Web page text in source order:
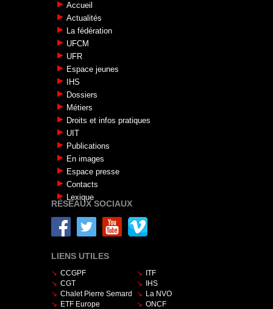
Accueil
Actualités
La fédération
UFCM
UFR
Espace jeunes
IHS
Dossiers
Métiers
Droits et infos pratiques
UIT
Publications
En images
Espace presse
Contacts
Lexique
RÉSEAUX SOCIAUX
LIENS UTILES
CCGPF
CGT
Chalet Pierre Semard
ETF Europe
ITF
IHS
La NVO
ONCF